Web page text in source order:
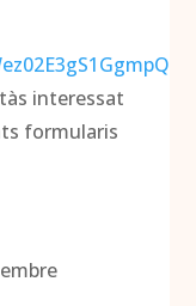
interessat
formularis